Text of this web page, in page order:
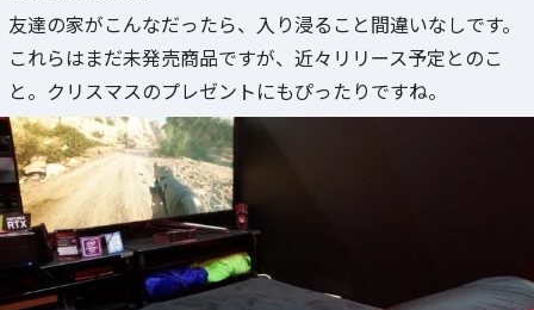
友達の家がこんなだったら、入り浸ること間違いなしです。
これらはまだ未発売商品ですが、近々リリース予定とのこ
と。クリスマスのプレゼントにもぴったりですね。